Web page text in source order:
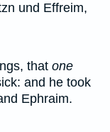
und Effreim,
that one
and he took
Ephraim.